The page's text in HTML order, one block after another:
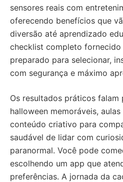
sensores reais com
oferecendo benefícios que
diversão até aprendizado
checklist completo fornecido
preparado para selecionar,
com segurança e máximo
Os resultados práticos falam
halloween memoráveis,
conteúdo criativo para
saudável de lidar com
paranormal. Você pode
escolhendo um app que
preferências. A jornada da